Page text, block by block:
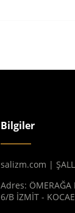
Bilgiler
salizm.com |
Adres: ÖMERAĞA
6/B İZMİT -